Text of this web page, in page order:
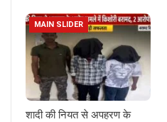
MAIN SLIDER
शादी की नियत से अपहरण के